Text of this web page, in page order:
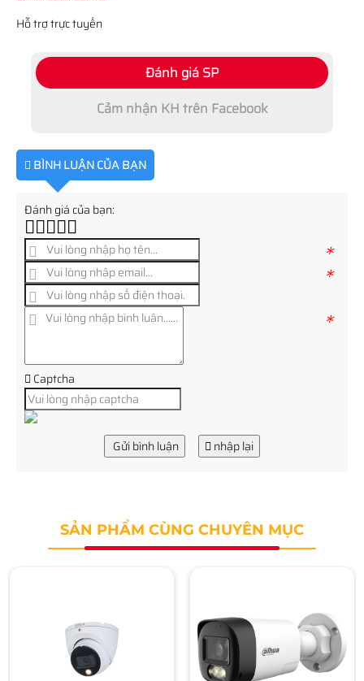
Hỗ trợ trực tuyến
Đánh giá SP
Cảm nhận KH trên Facebook
BÌNH LUẬN CỦA BẠN
Đánh giá của bạn:
*
*
*
Captcha
Gửi bình luận nhập lại
SẢN PHẨM CÙNG CHUYÊN MỤC